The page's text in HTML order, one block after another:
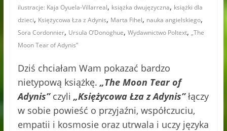
ilustracje: Kaja Oyuela-Villarreal, książka dwujęzyczna, książki dla
dzieci, Księżycowa Łza z Adynis, Marta Fihel, nauka angielskiego,
Sora Cordonnier, Ursula O’Donoghue, Wydawnictwo Poltext, „The
Moon Tear of Adynis”
Dziś chciałam Wam pokazać bardzo
nietypową książkę. „The Moon Tear of
Adynis”czyli „Księżycowa Łza z Adynis”łączy
w sobie powieść o przyjaźni, współczuciu,
empatii i kosmosie oraz utrwala i uczy języka